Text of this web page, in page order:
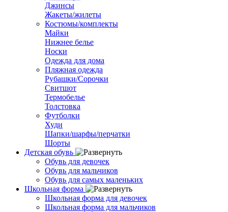
Джинсы
Жакеты/жилеты
Костюмы/комплекты
Майки
Нижнее белье
Носки
Одежда для дома
Пляжная одежда
Рубашки/Сорочки
Свитшот
Термобелье
Толстовка
Футболки
Худи
Шапки/шарфы/перчатки
Шорты
Детская обувь
Обувь для девочек
Обувь для мальчиков
Обувь для самых маленьких
Школьная форма
Школьная форма для девочек
Школьная форма для мальчиков